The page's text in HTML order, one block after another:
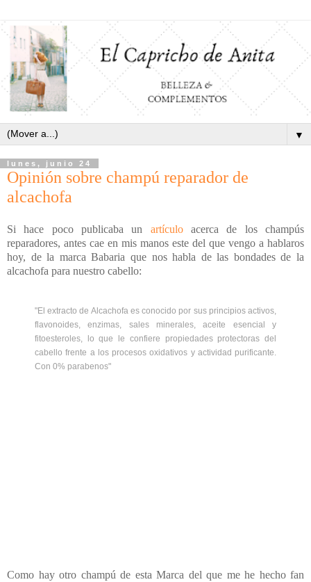
▼
lunes, junio 24
Opinión sobre champú reparador de
alcachofa
Si hace poco publicaba un artículoacerca de los champús
reparadores, antes cae en mis manos este del que vengo a hablaros
hoy, de la marca Babaria que nos habla de las bondades de la
alcachofa para nuestro cabello:
"E l extracto de Alcachofa es conocido por sus principios activos,
flavonoides, enzimas, sales minerales, aceite esencial y
fitoesteroles, lo que le confiere propiedades protectoras del
cabello frente a los procesos oxidativos y actividad purificante.
Con 0% parabenos"
Como hay otro champú de esta Marca del que me he hecho fan